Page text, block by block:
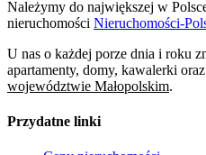
Należymy do największej w
nieruchomości Nieruchomości-
U nas o każdej porze dnia i roku
apartamenty, domy, kawalerki
województwie Małopolskim.
Przydatne linki